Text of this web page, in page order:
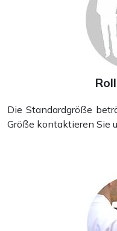
Falzflyer
Die Standardgröße
Größe kontaktieren Sie